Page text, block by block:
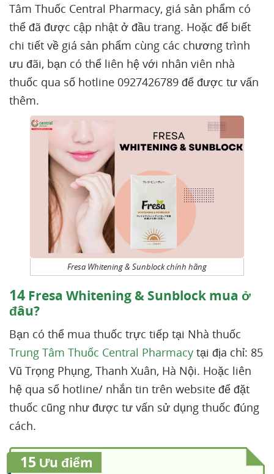
Tâm Thuốc Central Pharmacy, giá sản phẩm có
thể đã được cập nhật ở đầu trang. Hoặc để biết
chi tiết về giá sản phẩm cùng các chương trình
ưu đãi, bạn có thể liên hệ với nhân viên nhà
thuốc qua số hotline 0927426789 để được tư vấn
thêm.
Fresa Whitening & Sunblock chính hãng
14 Fresa Whitening & Sunblock mua ở
đâu?
Bạn có thể mua thuốc trực tiếp tại Nhà thuốc
Trung Tâm Thuốc Central Pharmacy tại địa chỉ: 85
Vũ Trọng Phụng, Thanh Xuân, Hà Nội. Hoặc liên
hệ qua số hotline/ nhắn tin trên website để đặt
thuốc cũng như được tư vấn sử dụng thuốc đúng
cách.
15 Ưu điểm